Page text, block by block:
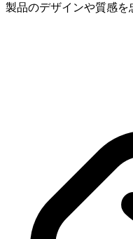
製品のデザインや質感を